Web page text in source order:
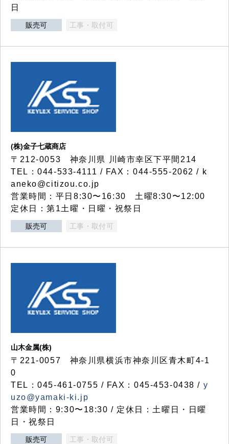
日
販売可 工事・取付可
(株)金子七蔵商店
〒212-0053 神奈川県 川崎市幸区下平間214
TEL：044-533-4111 / FAX：044-555-2062 / k
aneko@citizou.co.jp
営業時間：平日8:30〜16:30 土曜8:30〜12:00
定休日：第1土曜・日曜・祝祭日
販売可 工事・取付可
山木金属(株)
〒221-0057 神奈川県横浜市神奈川区青木町4-1
0
TEL：045-461-0755 / FAX：045-453-0438 / y
uzo@yamaki-ki.jp
営業時間：9:30〜18:30 / 定休日：土曜日・日曜
日・祝祭日
販売可 工事・取付可